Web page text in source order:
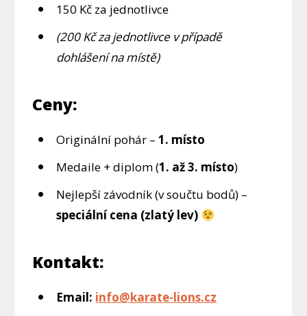
150 Kč za jednotlivce
(200 Kč za jednotlivce v případě
dohlášení na místě)
Ceny:
Originální pohár –1. místo
Medaile + diplom (1. až 3. místo)
Nejlepší závodník (v součtu bodů) –
speciální cena (zlatý lev)
Kontakt:
Email: info@karate-lions.cz